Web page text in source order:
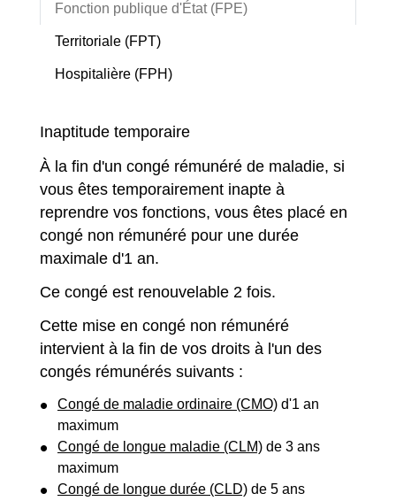
Fonction publique d'État (FPE)
Territoriale (FPT)
Hospitalière (FPH)
Inaptitude temporaire
À la fin d'un congé rémunéré de maladie, si
vous êtes temporairement inapte à
reprendre vos fonctions, vous êtes placé en
congé non rémunéré pour une durée
maximale d'1 an.
Ce congé est renouvelable 2 fois.
Cette mise en congé non rémunéré
intervient à la fin de vos droits à l'un des
congés rémunérés suivants :
Congé de maladie ordinaire (CMO) d'1 an
maximum
Congé de longue maladie (CLM) de 3 ans
maximum
Congé de longue durée (CLD) de 5 ans